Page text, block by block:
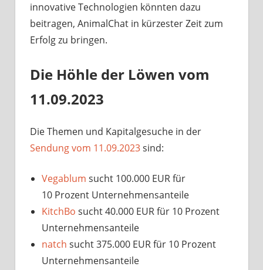
innovative Technologien könnten dazu
beitragen, AnimalChat in kürzester Zeit zum
Erfolg zu bringen.
Die Höhle der Löwen vom
11.09.2023
Die Themen und Kapitalgesuche in der
Sendung vom 11.09.2023sind:
Vegablum sucht 100.000 EUR für
10 Prozent Unternehmensanteile
KitchBo sucht 40.000 EUR für 10 Prozent
Unternehmensanteile
natch sucht 375.000 EUR für 10 Prozent
Unternehmensanteile